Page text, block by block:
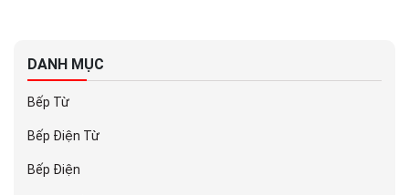
DANH MỤC
Bếp Từ
Bếp Điện Từ
Bếp Điện